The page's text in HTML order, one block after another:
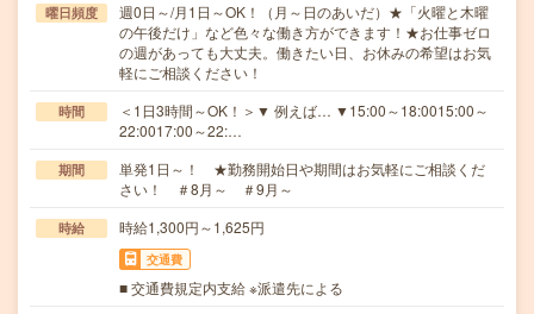
曜日頻度
週0日～/月1日～OK！（月～日のあいだ）★「火曜と木曜
の午後だけ」など色々な働き方ができます！★お仕事ゼロ
の週があっても大丈夫。働きたい日、お休みの希望はお気
軽にご相談ください！
時間
＜1日3時間～OK！＞▼ 例えば… ▼15:00～18:0015:00～
22:0017:00～22:…
期間
単発1日～！ ★勤務開始日や期間はお気軽にご相談くだ
さい！ ＃8月～ ＃9月～
時給 時給1,300円～1,625円
交通費
■ 交通費規定内支給 ※派遣先による